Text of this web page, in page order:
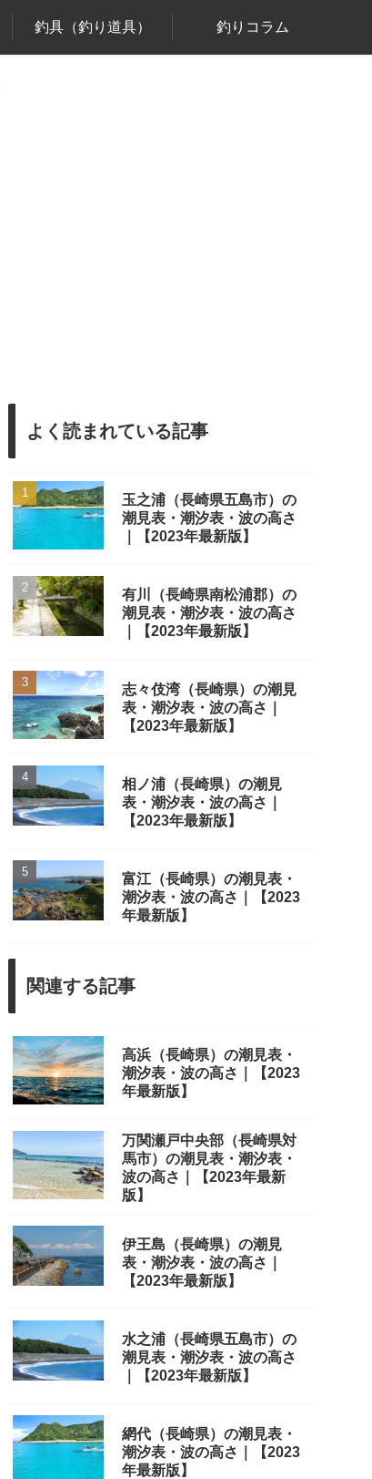
釣具（釣り道具） 釣りコラム
よく読まれている記事
玉之浦（長崎県五島市）の
潮見表・潮汐表・波の高さ
｜【2023年最新版】
有川（長崎県南松浦郡）の
潮見表・潮汐表・波の高さ
｜【2023年最新版】
志々伎湾（長崎県）の潮見
表・潮汐表・波の高さ｜
【2023年最新版】
相ノ浦（長崎県）の潮見
表・潮汐表・波の高さ｜
【2023年最新版】
富江（長崎県）の潮見表・
潮汐表・波の高さ｜【2023
年最新版】
関連する記事
高浜（長崎県）の潮見表・
潮汐表・波の高さ｜【2023
年最新版】
万関瀬戸中央部（長崎県対
馬市）の潮見表・潮汐表・
波の高さ｜【2023年最新
版】
伊王島（長崎県）の潮見
表・潮汐表・波の高さ｜
【2023年最新版】
水之浦（長崎県五島市）の
潮見表・潮汐表・波の高さ
｜【2023年最新版】
網代（長崎県）の潮見表・
潮汐表・波の高さ｜【2023
年最新版】